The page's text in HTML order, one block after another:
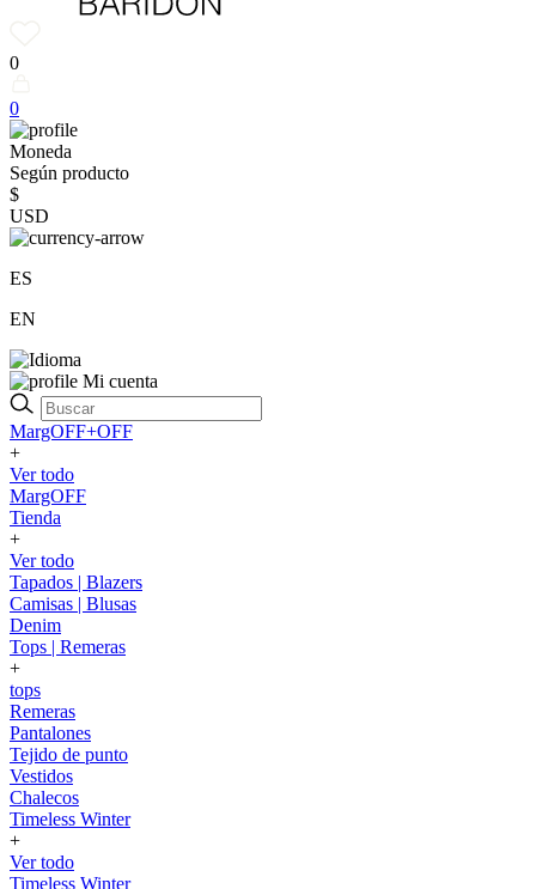
0
0
Moneda
Según producto
$
USD
ES
EN
Mi cuenta
MargOFF+OFF
+
Ver todo
MargOFF
Tienda
+
Ver todo
Tapados | Blazers
Camisas | Blusas
Denim
Tops | Remeras
+
tops
Remeras
Pantalones
Tejido de punto
Vestidos
Chalecos
Timeless Winter
+
Ver todo
Timeless Winter